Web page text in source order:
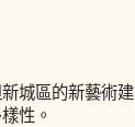
城區的新藝術建
性。